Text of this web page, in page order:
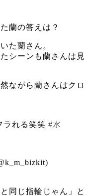
蘭の答えは？
た蘭さん。
シーンも蘭さんは見
ながら蘭さんはクロ
ラれる笑笑 #水
同じ指輪じゃん」と